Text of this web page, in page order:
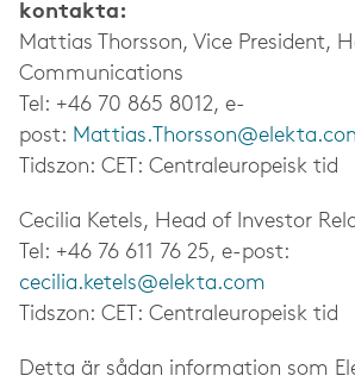
kontakta:
Mattias Thorsson, Vice President,
Communications
Tel: +46 70 865 8012, e-
post:
Tidszon: CET: Centraleuropeisk tid
Cecilia Ketels, Head of Investor
Tel: +46 76 611 76 25, e-post:
cecilia.ketels@elekta.com
Tidszon: CET: Centraleuropeisk tid
Detta är sådan information som